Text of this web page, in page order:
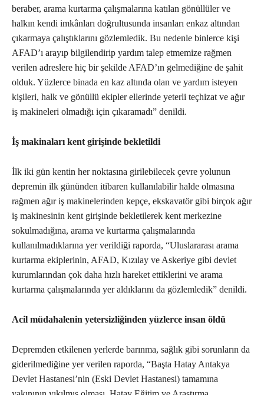
beraber, arama kurtarma çalışmalarına katılan gönüllüler ve
halkın kendi imkânları doğrultusunda insanları enkaz altından
çıkarmaya çalıştıklarını gözlemledik. Bu nedenle binlerce kişi
AFAD’ı arayıp bilgilendirip yardım talep etmemize rağmen
verilen adreslere hiç bir şekilde AFAD’ın gelmediğine de şahit
olduk. Yüzlerce binada en kaz altında olan ve yardım isteyen
kişileri, halk ve gönüllü ekipler ellerinde yeterli teçhizat ve ağır
iş makineleri olmadığı için çıkaramadı” denildi.
İş makinaları kent girişinde bekletildi
İlk iki gün kentin her noktasına girilebilecek çevre yolunun
depremin ilk gününden itibaren kullanılabilir halde olmasına
rağmen ağır iş makinelerinden kepçe, ekskavatör gibi birçok ağır
iş makinesinin kent girişinde bekletilerek kent merkezine
sokulmadığına, arama ve kurtarma çalışmalarında
kullanılmadıklarına yer verildiği raporda, “Uluslararası arama
kurtarma ekiplerinin, AFAD, Kızılay ve Askeriye gibi devlet
kurumlarından çok daha hızlı hareket ettiklerini ve arama
kurtarma çalışmalarında yer aldıklarını da gözlemledik” denildi.
Acil müdahalenin yetersizliğinden yüzlerce insan öldü
Depremden etkilenen yerlerde barınma, sağlık gibi sorunların da
giderilmediğine yer verilen raporda, “Başta Hatay Antakya
Devlet Hastanesi’nin (Eski Devlet Hastanesi) tamamına